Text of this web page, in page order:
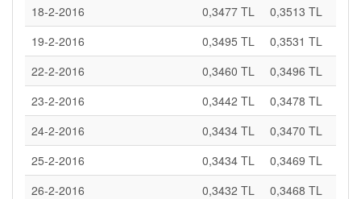
18-2-2016 0,3477 TL
0,3513 TL
19-2-2016
0,3495 TL
0,3531 TL
22-2-2016
0,3460 TL
0,3496 TL
23-2-2016
0,3442 TL
0,3478 TL
24-2-2016
0,3434 TL
0,3470 TL
25-2-2016
0,3434 TL
0,3469 TL
26-2-2016
0,3432 TL
0,3468 TL